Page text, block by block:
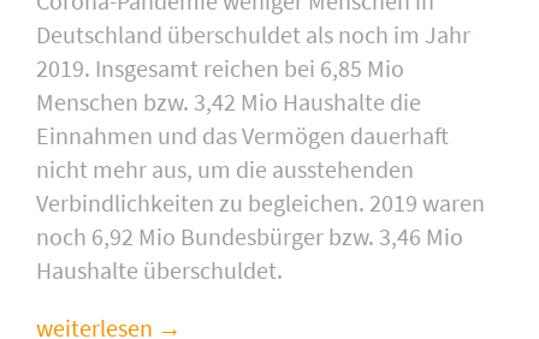
Deutschland überschuldet als noch im Jahr
2019. Insgesamt reichen bei 6,85 Mio
Menschen bzw. 3,42 Mio Haushalte die
Einnahmen und das Vermögen dauerhaft
nicht mehr aus, um die ausstehenden
Verbindlichkeiten zu begleichen. 2019 waren
noch 6,92 Mio Bundesbürger bzw. 3,46 Mio
Haushalte überschuldet.
weiterlesen